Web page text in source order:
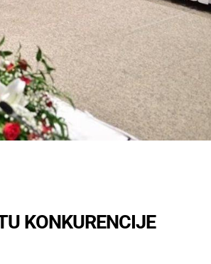
KONKURENCIJE